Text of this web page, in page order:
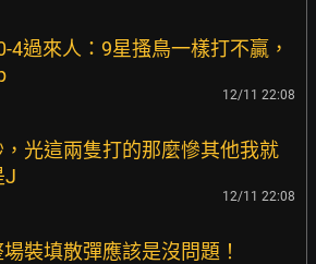
4過來人：9星搔鳥一樣打不贏，
12/11 22:08
，光這兩隻打的那麼慘其他我就
J
12/11 22:08
裝填散彈應該是沒問題！